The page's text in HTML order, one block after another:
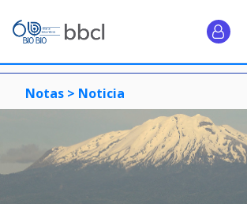
Notas > Noticia